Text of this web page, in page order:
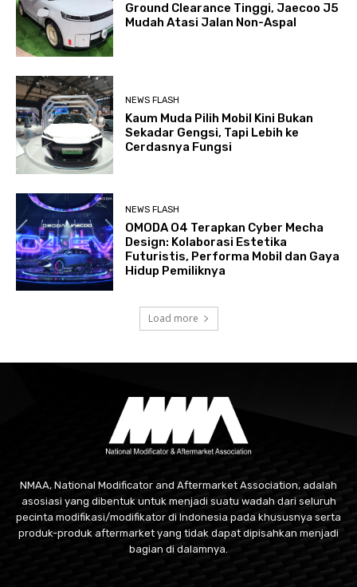
Ground Clearance Tinggi, Jaecoo J5
Mudah Atasi Jalan Non-Aspal
NEWS FLASH
Kaum Muda Pilih Mobil Kini Bukan
Sekadar Gengsi, Tapi Lebih ke
Cerdasnya Fungsi
NEWS FLASH
OMODA O4 Terapkan Cyber Mecha
Design: Kolaborasi Estetika
Futuristis, Performa Mobil dan Gaya
Hidup Pemiliknya
Load more
NMAA, National Modificator and Aftermarket Association, adalah
asosiasi yang dibentuk untuk menjadi suatu wadah dari seluruh
pecinta modifikasi/modifikator di Indonesia pada khususnya serta
produk-produk aftermarket yang tidak dapat dipisahkan menjadi
bagian di dalamnya.